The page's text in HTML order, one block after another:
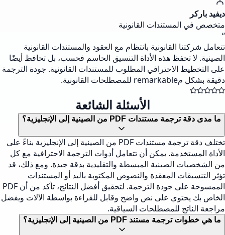
ديفيد باركر
متخصص في المستندات القانونية
“
تتعامل شركتنا القانونية بانتظام مع العقود والمستندات القانونية
الصينية. لا تحفظ هذه الأداة التنسيق الحاسم فحسب، بل تحافظ أيضًا
على التخطيط الاحترافي المطلوب للمستندات القانونية. جودة الترجمة
دقيقة بشكل مremarkable للمصطلحات القانونية.
الأسئلة الشائعة
ما مدى دقة ترجمة مستندات PDF من الصينية إلى الإنجليزية؟
تختلف دقة ترجمة مستندات PDF من الصينية إلى الإنجليزية بناءً على
الأداة المستخدمة. يمكن أن تتعامل أدوات الترجمة الاحترافية مع كل
من الشخصيات الصينية المبسطة والتقليدية بدقة جيدة. ومع ذلك، قد
تؤثر التنسيقات المعقدة والنصوص المكتوبة باليد أو المستندات
الممسوحة على جودة الترجمة. لتحقيق أفضل النتائج، تأكد من أن PDF
الخاص بك يحتوي على نص واضح وقابل للقراءة بواسطة الآلات ويفضل
مراجعة الناتج للمصطلحات السياقية.
ما هي خطوات ترجمة مستند PDF من الصينية إلى الإنجليزية؟